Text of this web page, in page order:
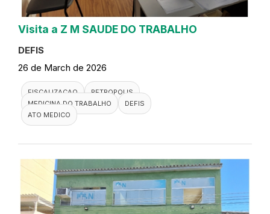
Visita a Z M SAUDE DO TRABALHO
DEFIS
26 de March de 2026
FISCALIZACAO
PETROPOLIS
MEDICINA DO TRABALHO
DEFIS
ATO MEDICO